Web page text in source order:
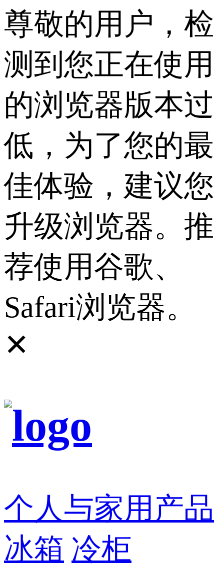
尊敬的用户，检
测到您正在使用
的浏览器版本过
低，为了您的最
佳体验，建议您
升级浏览器。推
荐使用谷歌、
Safari浏览器。
✕
个人与家用产品
冰箱 冷柜